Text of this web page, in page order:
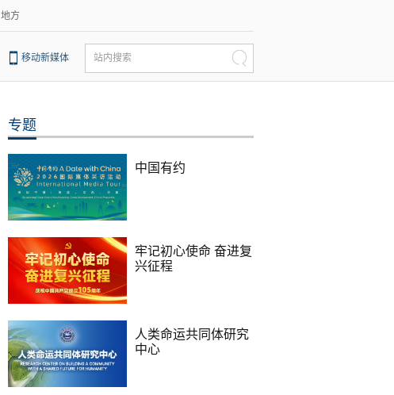
地方
移动新媒体 站内搜索
专题
中国有约
牢记初心使命 奋进复
兴征程
人类命运共同体研究
中心